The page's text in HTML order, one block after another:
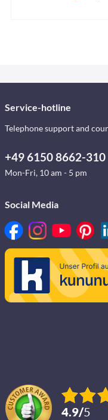
Service-hotline
Telephone support and
+49 6150 8662-310
Mon-Fri, 10 am - 5 pm
Social Media
4.9/5